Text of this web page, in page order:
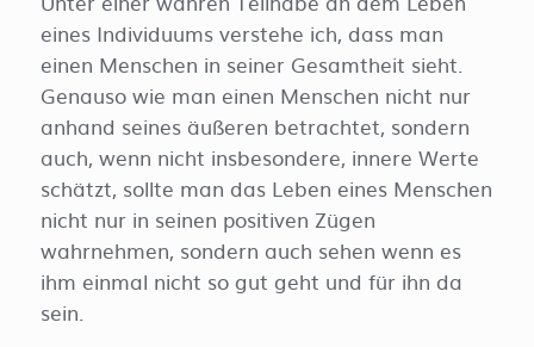
eines Individuums verstehe ich, dass man
einen Menschen in seiner Gesamtheit sieht.
Genauso wie man einen Menschen nicht nur
anhand seines äußeren betrachtet, sondern
auch, wenn nicht insbesondere, innere Werte
schätzt, sollte man das Leben eines Menschen
nicht nur in seinen positiven Zügen
wahrnehmen, sondern auch sehen wenn es
ihm einmal nicht so gut geht und für ihn da
sein.